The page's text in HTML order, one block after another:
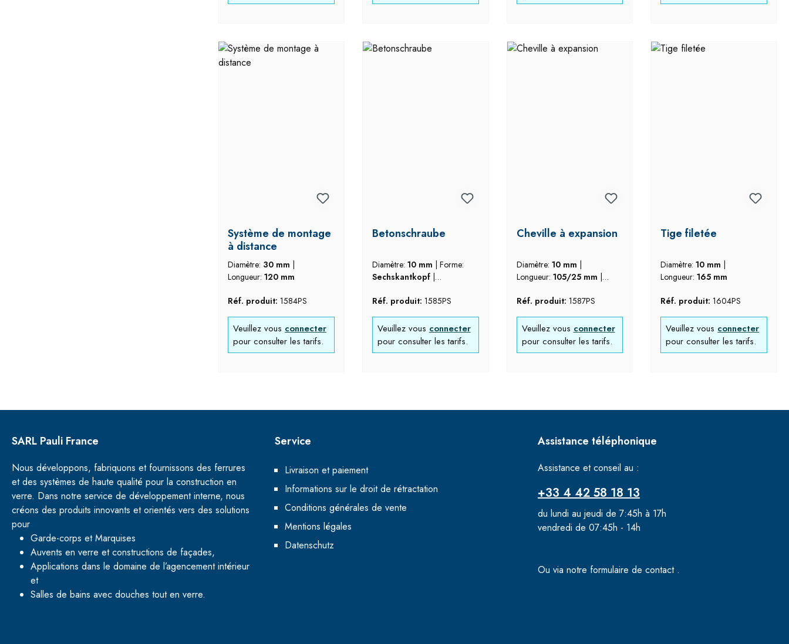
Système de montage
à distance
Diamètre: 30 mm
Longueur: 120 mm
Réf. produit: 1584PS
Veuillez vous connecter
pour consulter les tarifs.
Betonschraube
Diamètre: 10 mm
Forme:
Sechskantkopf
Matériau:inox 3016
Réf. produit: 1585PS
Veuillez vous connecter
pour consulter les tarifs.
Cheville à expansion
Diamètre: 10 mm
Longueur: 105/25 mm
Réf. produit: 1587PS
Veuillez vous connecter
pour consulter les tarifs.
Tige filetée
Diamètre:10 mm
Longueur:165 mm
Réf. produit:1604PS
Veuillez vous connecter
pour consulter les tarifs.
SARL Pauli France
Nous développons, fabriquons et fournissons des ferrures
et des systèmes de haute qualité pour la construction en
verre. Dans notre service de développement interne, nous
créons des produits innovants et orientés vers des solutions
pour
Garde-corps et Marquises
Auvents en verre et constructions de façades,
Applications dans le domaine de l’agencement intérieur
et
Salles de bains avec douches tout en verre.
Service
Livraison et paiement
Informations sur le droit de rétractation
Conditions générales de vente
Mentions légales
Datenschutz
Assistance téléphonique
Assistance et conseil au :
+33 4 42 58 18 13
du lundi au jeudi de 7:45h à 17h
vendredi de 07:45h - 14h
Ou via notre formulaire de contact .